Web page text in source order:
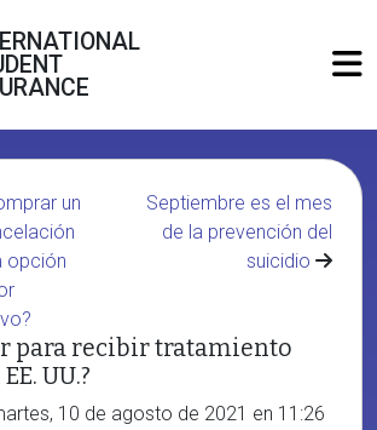
un
opción
Septiembre es el mes
de la prevención del
suicidio
para recibir tratamiento
UU.?
10 de agosto de 2021 en 11:26